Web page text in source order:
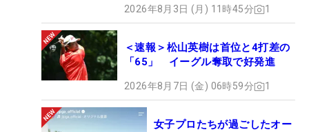
2026年8月3日 (月) 11時45分 1
＜速報＞松山英樹は首位と4打差の
「65」 イーグル奪取で好発進
2026年8月7日 (金) 06時59分 1
女子プロたちが過ごしたオー